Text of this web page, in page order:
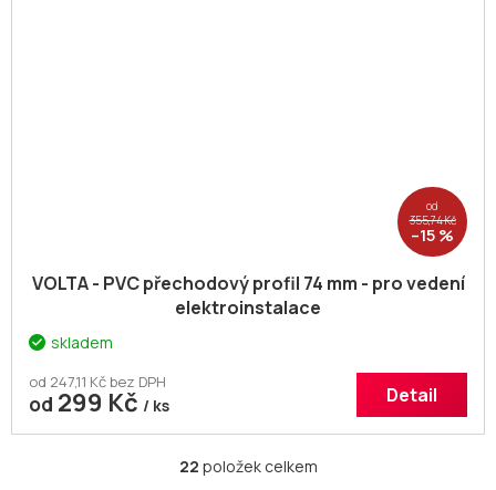
od
355,74 Kč
–15 %
VOLTA - PVC přechodový profil 74 mm - pro vedení
elektroinstalace
skladem
od 247,11 Kč bez DPH
od 299 Kč / ks Detail
O
22 položek celkem